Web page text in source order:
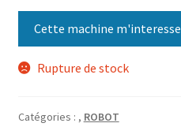
Cette machine m'interesse
Rupture de stock
Catégories : , ROBOT